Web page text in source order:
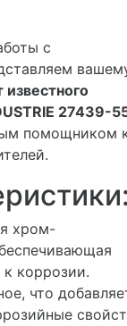
с
27439-
помощником
хром-
к коррозии.
что